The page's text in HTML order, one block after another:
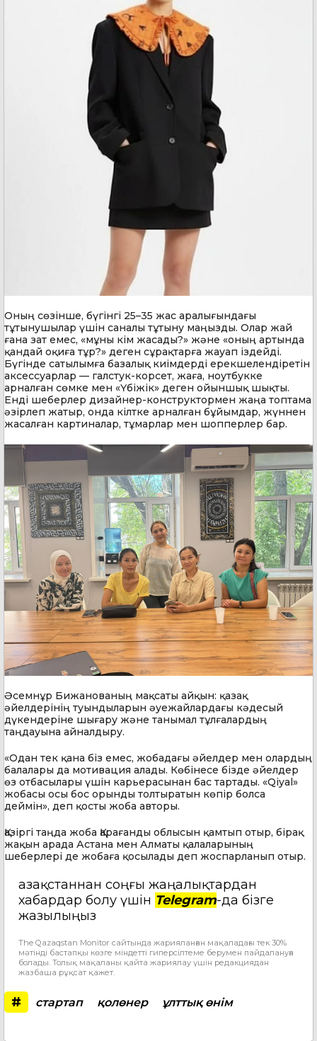
Оның сөзінше, бүгінгі 25–35 жас аралығындағы
тұтынушылар үшін саналы тұтыну маңызды. Олар жай
ғана зат емес, «мұны кім жасады?» және «оның артында
қандай оқиға тұр?» деген сұрақтарға жауап іздейді.
Бүгінде сатылымға базалық киімдерді ерекшелендіретін
аксессуарлар — галстук-корсет, жаға, ноутбукке
арналған сөмке мен «Үбіжік» деген ойыншық шықты.
Енді шеберлер дизайнер-конструктормен жаңа топтама
әзірлеп жатыр, онда кілтке арналған бұйымдар, жүннен
жасалған картиналар, тұмарлар мен шопперлер бар.
Әсемнұр Бижанованың мақсаты айқын: қазақ
әйелдерінің туындыларын әуежайлардағы кәдесый
дүкендеріне шығару және танымал тұлғалардың
таңдауына айналдыру.
«Одан тек қана біз емес, жобадағы әйелдер мен олардың
балалары да мотивация алады. Көбінесе бізде әйелдер
өз отбасылары үшін карьерасынан бас тартады. «Qiyal»
жобасы осы бос орынды толтыратын көпір болса
деймін», деп қосты жоба авторы.
Қазіргі таңда жоба Қарағанды облысын қамтып отыр, бірақ
жақын арада Астана мен Алматы қалаларының
шеберлері де жобаға қосылады деп жоспарланып отыр.
Қазақстаннан соңғы жаңалықтардан
хабардар болу үшін Telegram-да бізге
жазылыңыз
The Qazaqstan Monitor сайтында жарияланған мақаладағы тек 30%
мәтінді бастапқы көзге міндетті гиперсілтеме берумен пайдалануға
болады. Толық мақаланы қайта жариялау үшін редакциядан
жазбаша рұқсат қажет.
# стартап қолөнер ұлттық өнім